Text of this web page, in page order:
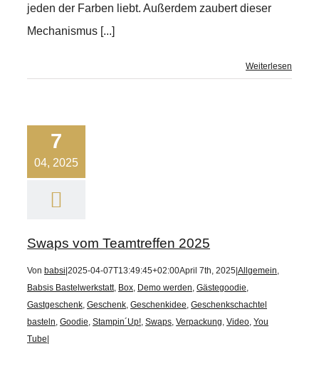
jeden der Farben liebt. Außerdem zaubert dieser
Mechanismus [...]
Weiterlesen
7
04, 2025
Swaps vom Teamtreffen 2025
Von babsi 2025-04-07T13:49:45+02:00April 7th, 2025 Allgemein,
Babsis Bastelwerkstatt, Box, Demo werden, Gästegoodie,
Gastgeschenk, Geschenk, Geschenkidee, Geschenkschachtel
basteln, Goodie, Stampin´Up!, Swaps, Verpackung, Video, You
Tube